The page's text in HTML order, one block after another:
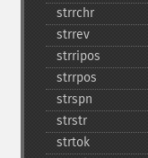
strrchr
strrev
strripos
strrpos
strspn
strstr
strtok